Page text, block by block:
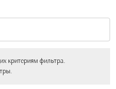
критериям фильтра.